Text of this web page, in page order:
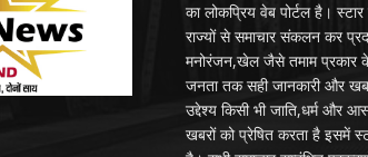
का लोकप्रिय वेब पोर्टल है।
राज्यों से समाचार संकलन कर
मनोरंजन,खेल जैसे तमाम प्रकार के
जनता तक सही जानकारी और
उद्देश्य किसी भी जाति,धर्म और
खबरों को प्रेषित करता है इसमें